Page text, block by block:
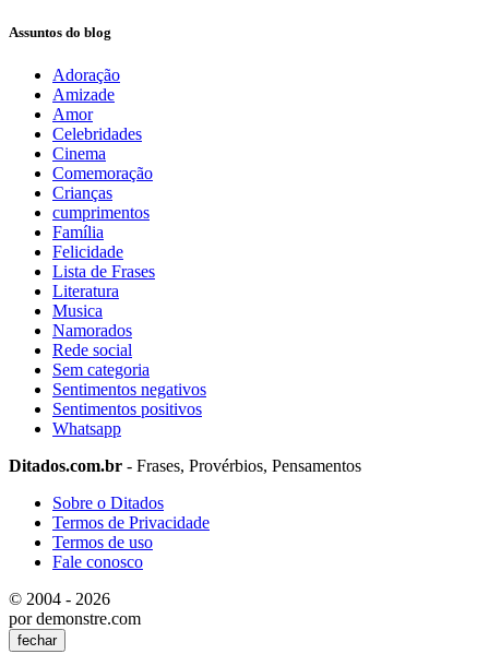
Assuntos do blog
Adoração
Amizade
Amor
Celebridades
Cinema
Comemoração
Crianças
cumprimentos
Família
Felicidade
Lista de Frases
Literatura
Musica
Namorados
Rede social
Sem categoria
Sentimentos negativos
Sentimentos positivos
Whatsapp
Ditados.com.br - Frases, Provérbios, Pensamentos
Sobre o Ditados
Termos de Privacidade
Termos de uso
Fale conosco
© 2004 - 2026
por demonstre.com
fechar